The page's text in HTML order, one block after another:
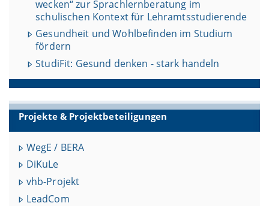
wecken“ zur Sprachlernberatung im
schulischen Kontext für Lehramtsstudierende
Gesundheit und Wohlbefinden im Studium
fördern
StudiFit: Gesund denken - stark handeln
Projekte & Projektbeteiligungen
WegE / BERA
DiKuLe
vhb-Projekt
LeadCom